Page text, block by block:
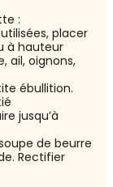
:
placer
à hauteur
ail, oignons,
ébullition.
jusqu’à
de beurre
Rectifier